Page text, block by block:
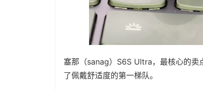
塞那（sanag）S6S Ultra，最核心的
了佩戴舒适度的第一梯队。